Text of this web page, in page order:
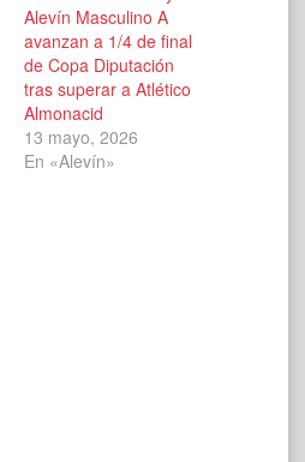
Alevín Masculino A
avanzan a 1/4 de final
de Copa Diputación
tras superar a Atlético
Almonacid
13 mayo, 2026
En «Alevín»